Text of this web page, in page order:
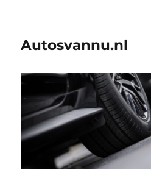
Autosvannu.nl